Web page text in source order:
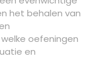
het behalen van
oefeningen
en